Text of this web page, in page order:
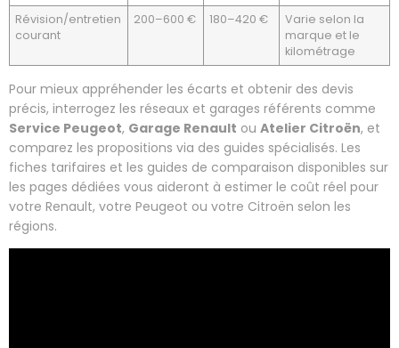
Révision/entretien
courant
200–600 € 180–420 €
Varie selon la
marque et le
kilométrage
Pour mieux appréhender les écarts et obtenir des devis
précis, interrogez les réseaux et garages référents comme
Service Peugeot, Garage Renault ou Atelier Citroën, et
comparez les propositions via des guides spécialisés. Les
fiches tarifaires et les guides de comparaison disponibles sur
les pages dédiées vous aideront à estimer le coût réel pour
votre Renault, votre Peugeot ou votre Citroën selon les
régions.